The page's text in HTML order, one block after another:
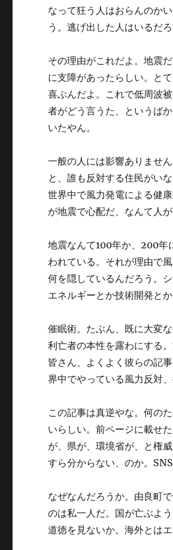
なって狂う人はおらんのか
う。逃げ出した人はいるだ
その理由がこれだよ。地震
に支障があったらしい。と
喜ぶんだよ。これで低周波
者がどう言うた、というば
いたやん。
一般の人には影響ありませ
と、誰も反対する住民がい
世界中で風力発電による健
が地震で心配だ、なんて人
地震なんて100年か、200年
われている。それが理由で
何を隠しているんだろう。
エネルギーとか技術開発と
催眠術。たぶん、既に大変
利亡者の本性を露わにする
皆さん、よくよく彼らの記
界中でやっている風力反対
この記事は真逆やな。何の
いらしい。前ページに載せ
が、県が、環境省が、と権
すら分からない、のか。
なぜなんだろうか。由良町
のは私一人だ。国が亡ぶよ
道徳を見ないか。海外とは